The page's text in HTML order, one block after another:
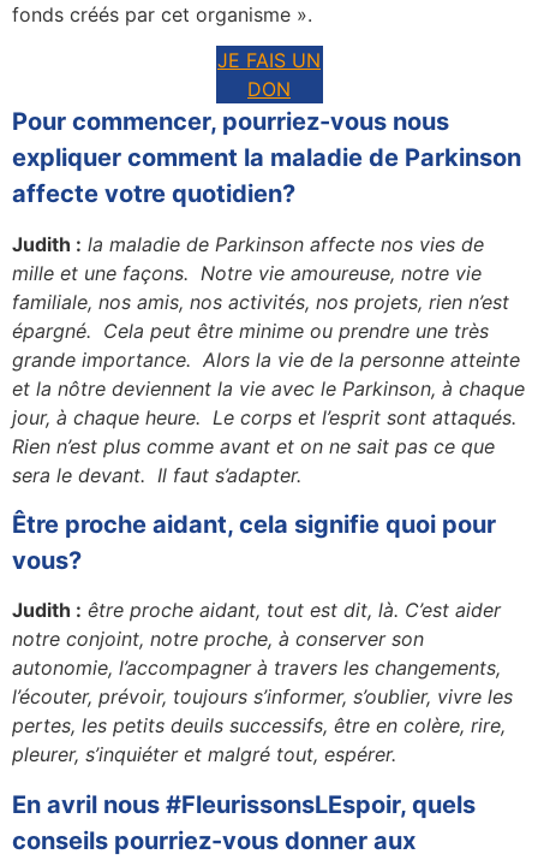
fonds créés par cet organisme ».
JE FAIS UN
DON
Pour commencer, pourriez-vous nous
expliquer comment la maladie de Parkinson
affecte votre quotidien?
Judith : la maladie de Parkinson affecte nos vies de
mille et une façons. Notre vie amoureuse, notre vie
familiale, nos amis, nos activités, nos projets, rien n’est
épargné. Cela peut être minime ou prendre une très
grande importance. Alors la vie de la personne atteinte
et la nôtre deviennent la vie avec le Parkinson, à chaque
jour, à chaque heure. Le corps et l’esprit sont attaqués.
Rien n’est plus comme avant et on ne sait pas ce que
sera le devant. Il faut s’adapter.
Être proche aidant, cela signifie quoi pour
vous?
Judith : être proche aidant, tout est dit, là. C’est aider
notre conjoint, notre proche, à conserver son
autonomie, l’accompagner à travers les changements,
l’écouter, prévoir, toujours s’informer, s’oublier, vivre les
pertes, les petits deuils successifs, être en colère, rire,
pleurer, s’inquiéter et malgré tout, espérer.
En avril nous #FleurissonsLEspoir, quels
conseils pourriez-vous donner aux